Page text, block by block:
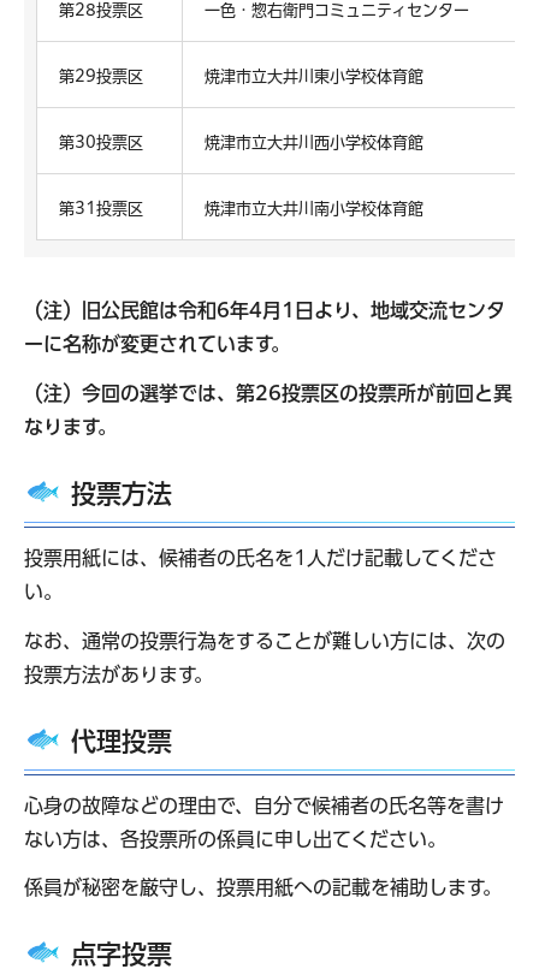
第28投票区 一色・惣右衛門コミュニティセンター
第29投票区 焼津市立大井川東小学校体育館
第30投票区 焼津市立大井川西小学校体育館
第31投票区 焼津市立大井川南小学校体育館
（注）旧公民館は令和6年4月1日より、地域交流センタ
ーに名称が変更されています。
（注）今回の選挙では、第26投票区の投票所が前回と異
なります。
投票方法
投票用紙には、候補者の氏名を1人だけ記載してくださ
い。
なお、通常の投票行為をすることが難しい方には、次の
投票方法があります。
代理投票
心身の故障などの理由で、自分で候補者の氏名等を書け
ない方は、各投票所の係員に申し出てください。
係員が秘密を厳守し、投票用紙への記載を補助します。
点字投票